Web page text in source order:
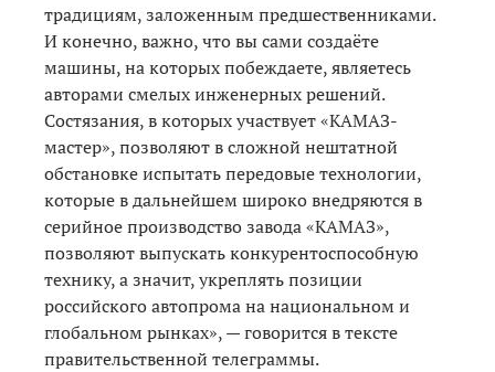
традициям, заложенным предшественниками.
И конечно, важно, что вы сами создаёте
машины, на которых побеждаете, являетесь
авторами смелых инженерных решений.
Состязания, в которых участвует «КАМАЗ-
мастер», позволяют в сложной нештатной
обстановке испытать передовые технологии,
которые в дальнейшем широко внедряются в
серийное производство завода «КАМАЗ»,
позволяют выпускать конкурентоспособную
технику, а значит, укреплять позиции
российского автопрома на национальном и
глобальном рынках», — говорится в тексте
правительственной телеграммы.